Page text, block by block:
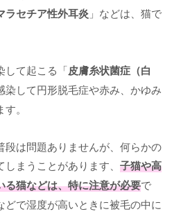
ラセチア性外耳炎 」などは、猫で
して起こる「皮膚糸状菌症（白
染して円形脱毛症や赤み、かゆみ
。
は問題ありませんが、何らかの
まうことがあります、 子猫や高
る猫などは、特に注意が必要で
で湿度が高いときに被毛の中に